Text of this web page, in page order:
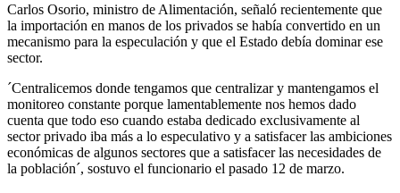
Carlos Osorio, ministro de Alimentación, señaló recientemente que
la importación en manos de los privados se había convertido en un
mecanismo para la especulación y que el Estado debía dominar ese
sector.
´Centralicemos donde tengamos que centralizar y mantengamos el
monitoreo constante porque lamentablemente nos hemos dado
cuenta que todo eso cuando estaba dedicado exclusivamente al
sector privado iba más a lo especulativo y a satisfacer las ambiciones
económicas de algunos sectores que a satisfacer las necesidades de
la población´, sostuvo el funcionario el pasado 12 de marzo.